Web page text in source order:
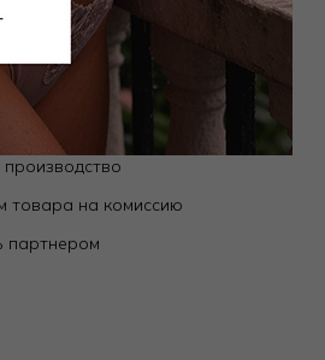
товара на комиссию
партнером